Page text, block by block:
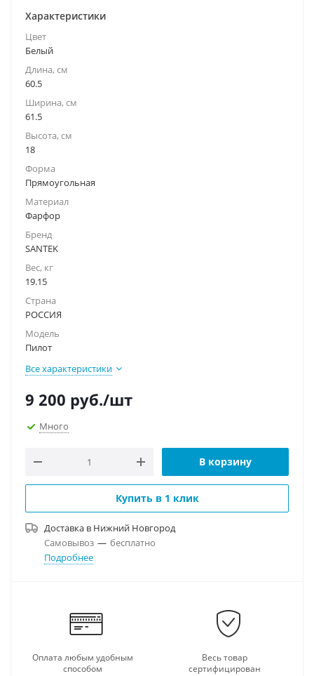
Характеристики
Цвет
Белый
Длина, см
60.5
Ширина, см
61.5
Высота, см
18
Форма
Прямоугольная
Материал
Фарфор
Бренд
SANTEK
Вес, кг
19.15
Страна
РОССИЯ
Модель
Пилот
Все характеристики
9 200 руб./шт
Много
В корзину
Купить в 1 клик
Доставка в Нижний Новгород
Самовывоз — бесплатно
Подробнее
Оплата любым удобным
способом
Весь товар
сертифицирован